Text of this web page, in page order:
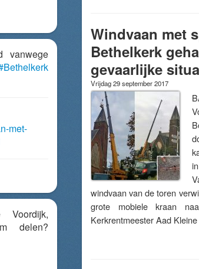
vanwege
met-
delen?
Windvaan met
Bethelkerk
gevaarlijke
Vrijdag 29 september 2017
windvaan van de toren
grote mobiele kraan
Kerkrentmeester Aad